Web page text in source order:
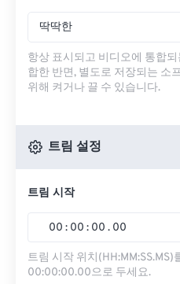
딱딱한
항상 표시되고 비디오에 통합
합한 반면, 별도로 저장되는 소
위해 켜거나 끌 수 있습니다.
트림 설정
트림 시작
00 : 00 : 00 . 00
트림 시작 위치
00:00:00.00으로 두세요.